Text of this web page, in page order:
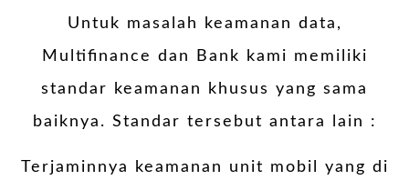
Untuk masalah keamanan data,
Multifinance dan Bank kami memiliki
standar keamanan khusus yang sama
baiknya. Standar tersebut antara lain :
Terjaminnya keamanan unit mobil yang di